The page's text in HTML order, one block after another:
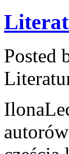
Posted